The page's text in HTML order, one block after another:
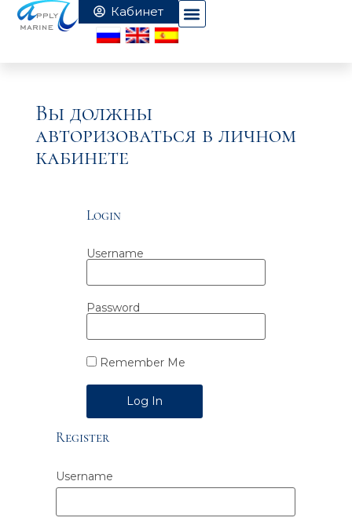
Вы должны
авторизоваться в личном
кабинете
Login
Username
Password
Remember Me
Alternative:
Register
Username